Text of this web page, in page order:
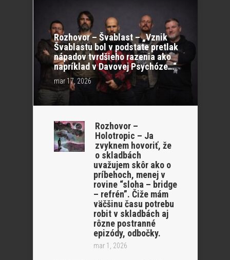
Rozhovor – Švablast – „Vznik
Švablastu bol v podstate pretlak
nápadov tvrdšieho razenia ako
napríklad v Davovej Psychóze…“
mar 17, 2026
Rozhovor –
Holotropic – Ja
zvyknem hovoriť, že
o skladbách
uvažujem skôr ako o
príbehoch, menej v
rovine “sloha – bridge
– refrén”. Čiže mám
väčšinu času potrebu
robit v skladbách aj
rôzne postranné
epizódy, odbočky.
mar 1, 2026